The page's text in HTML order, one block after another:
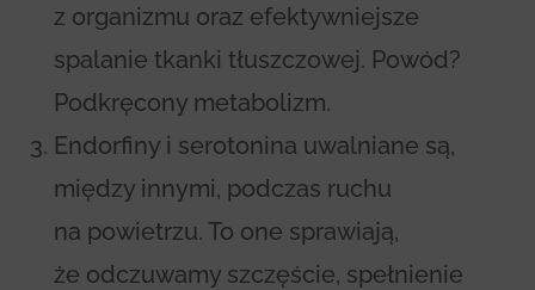
z organizmu oraz efektywniejsze
spalanie tkanki tłuszczowej. Powód?
Podkręcony metabolizm.
Endorfiny i serotonina uwalniane są,
między innymi, podczas ruchu
na powietrzu. To one sprawiają,
że odczuwamy szczęście, spełnienie